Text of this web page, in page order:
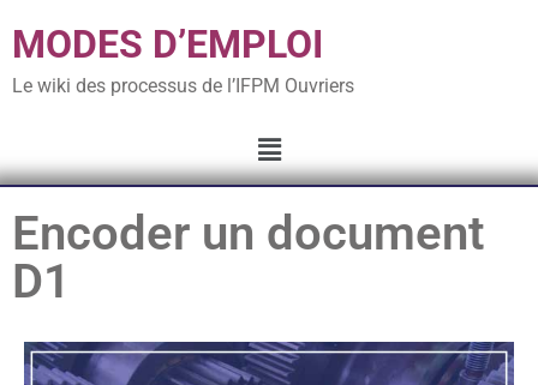
MODES D’EMPLOI
Le wiki des processus de l’IFPM Ouvriers
Encoder un document
D1